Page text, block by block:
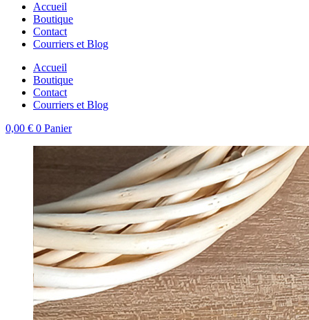
Accueil
Boutique
Contact
Courriers et Blog
Accueil
Boutique
Contact
Courriers et Blog
0,00 € 0 Panier